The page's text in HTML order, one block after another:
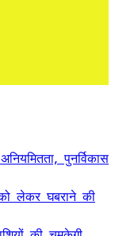
पुनर्विकास
लेकर घबराने की